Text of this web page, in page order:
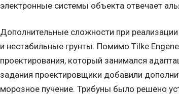
электронные системы объекта отвечает
Дополнительные сложности при
и нестабильные грунты. Помимо Tilke
проектирования, который занимался
задания проектировщики добавили
морозное пучение. Трибуны было решено